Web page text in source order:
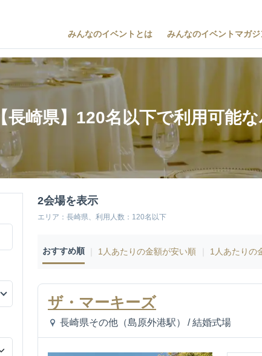
みんなのイベントとは みんなのイベントマガジ
【長崎県】120名以下で利用可能
2会場を表示
エリア：長崎県、利用人数：120名以下
おすすめ順 1人あたりの金額が安い順 1人あたりの
ザ・マーキーズ
長崎県その他（島原外港駅） / 結婚式場